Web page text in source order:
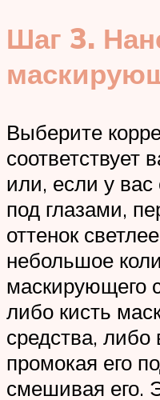
Шаг 3.
Выберите
или, если у вас
под глазами,
оттенок
небольшое
маскирующего
либо кисть
средства,
промокая его
смешивая его.